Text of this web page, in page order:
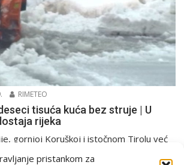
pristankom za
RIMETEO
tisuća kuća bez struje | U
rijeka
gornjoj Koruškoj i istočnom Tirolu već
gust snijeg i obilna...